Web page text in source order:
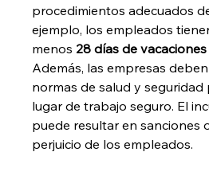
procedimientos adecuados
ejemplo, los empleados
menos 28 días de
Además, las empresas
normas de salud y
lugar de trabajo seguro. El
puede resultar en sanciones
perjuicio de los empleados.